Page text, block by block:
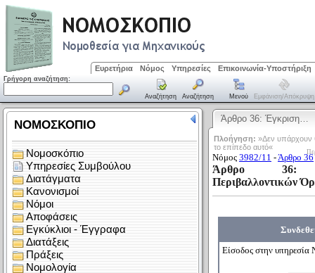
Ευρετήρια Νόμος Υπηρεσίες Επικοινωνία-Υποστήριξη
Γρήγορη αναζήτηση:
Αναζήτηση Αναζήτηση Μενού Εμφάνιση/απόκρυψη
Άρθρο 36: Έγκριση…